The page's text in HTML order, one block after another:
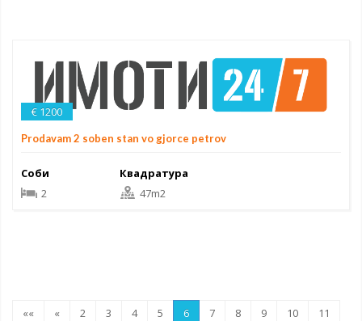
€ 1200
Prodavam 2 soben stan vo gjorce petrov
Соби
2
Квадратура
47m2
«« « 2 3 4 5 6 7 8 9 10
11